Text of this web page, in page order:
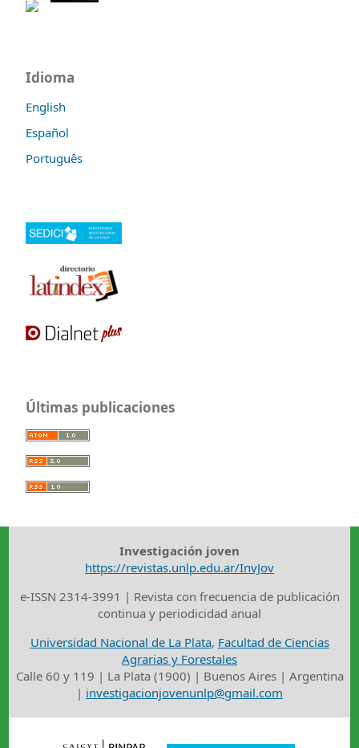
Idioma
English
Español
Português
Últimas publicaciones
Investigación joven
https://revistas.unlp.edu.ar/InvJov
e-ISSN 2314-3991 | Revista con frecuencia de publicación
continua y periodicidad anual
Universidad Nacional de La Plata, Facultad de Ciencias
Agrarias y Forestales
Calle 60 y 119 | La Plata (1900) | Buenos Aires | Argentina
| investigacionjovenunlp@gmail.com